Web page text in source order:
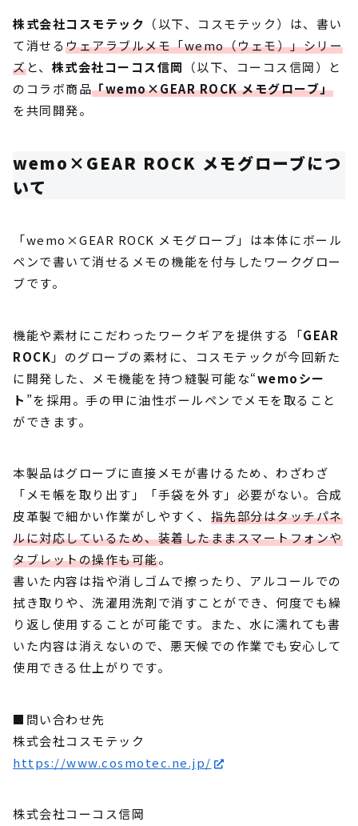
株式会社コスモテック （以下、コスモテック）は、書い
て消せるウェアラブルメモ「wemo（ウェモ）」シリー
ズと、 株式会社コーコス信岡
（以下、コーコス信岡）と
のコラボ商品「wemo×GEAR ROCK メモグローブ」
を共同開発。
wemo×GEAR ROCK メモグローブにつ
いて
「wemo×GEAR ROCK メモグローブ」は本体にボール
ペンで書いて消せるメモの機能を付与したワークグロー
ブです。
機能や素材にこだわったワークギアを提供する「GEAR
ROCK 」のグローブの素材に、コスモテックが今回新た
に開発した、メモ機能を持つ縫製可能な“wemoシー
ト ”を採用。手の甲に油性ボールペンでメモを取ること
ができます。
本製品はグローブに直接メモが書けるため、わざわざ
「メモ帳を取り出す」「手袋を外す」必要がない。合成
皮革製で細かい作業がしやすく、 指先部分はタッチパネ
ルに対応しているため、装着したままスマートフォンや
タブレットの操作も可能。
書いた内容は指や消しゴムで擦ったり、アルコールでの
拭き取りや、洗濯用洗剤で消すことができ、何度でも繰
り返し使用することが可能です。また、水に濡れても書
いた内容は消えないので、悪天候での作業でも安心して
使用できる仕上がりです。
■問い合わせ先
株式会社コスモテック
https://www.cosmotec.ne.jp/
株式会社コーコス信岡